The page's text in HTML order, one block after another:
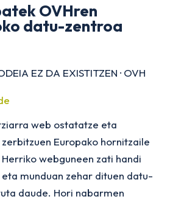
OVHren
datu-zentroa
EZ DA EXISTITZEN · OVH
web ostatatze eta
Europako hornitzaile
webguneen zati handi
munduan zehar dituen datu-
daude. Hori nabarmen